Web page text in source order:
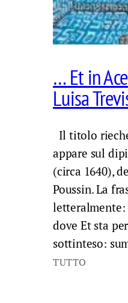
… Et in
Luisa
Il titolo
appare sul
(circa 1640),
Poussin. La
letteralmente:
dove Et sta
sottinteso:
TUTTO